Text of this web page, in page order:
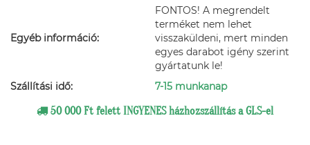
Egyéb információ:
FONTOS! A megrendelt
terméket nem lehet
visszaküldeni, mert minden
egyes darabot igény szerint
gyártatunk le!
Szállítási idő:
7-15 munkanap
50 000 Ft felett INGYENES házhozszállítás a GLS-el